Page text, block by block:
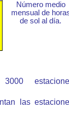
Número medio
mensual de
de sol al día.
las